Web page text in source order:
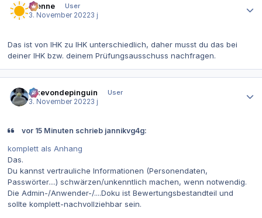
Rienne
User
3. November 20223 j
Das ist von IHK zu IHK unterschiedlich, daher musst du das bei
deiner IHK bzw. deinem Prüfungsausschuss nachfragen.
ickevondepinguin
User
3. November 20223 j
vor 15 Minuten schrieb jannikvg4g:
komplett als Anhang
Das.
Du kannst vertrauliche Informationen (Personendaten,
Passwörter....) schwärzen/unkenntlich machen, wenn notwendig.
Die Admin-/Anwender-/....Doku ist Bewertungsbestandteil und
sollte komplett-nachvollziehbar sein.